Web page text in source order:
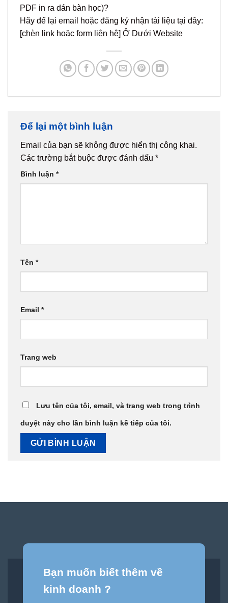
PDF in ra dán bàn học)?
Hãy để lại email hoặc đăng ký nhận tài liệu tại đây:
[chèn link hoặc form liên hệ] Ở Dưới Website
Để lại một bình luận
Email của bạn sẽ không được hiển thị công khai.
Các trường bắt buộc được đánh dấu *
Bình luận *
Tên *
Email *
Trang web
Lưu tên của tôi, email, và trang web trong trình
duyệt này cho lần bình luận kế tiếp của tôi.
Bạn muốn biết thêm về
kinh doanh ?